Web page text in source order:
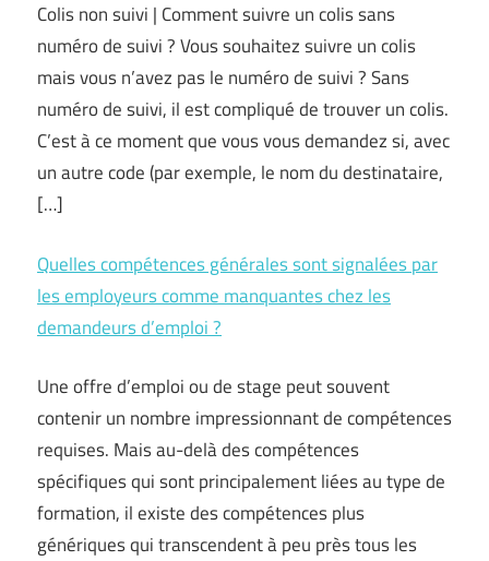
Colis non suivi | Comment suivre un colis sans
numéro de suivi ? Vous souhaitez suivre un colis
mais vous n’avez pas le numéro de suivi ? Sans
numéro de suivi, il est compliqué de trouver un colis.
C’est à ce moment que vous vous demandez si, avec
un autre code (par exemple, le nom du destinataire,
[…]
Quelles compétences générales sont signalées par
les employeurs comme manquantes chez les
demandeurs d’emploi ?
Une offre d’emploi ou de stage peut souvent
contenir un nombre impressionnant de compétences
requises. Mais au-delà des compétences
spécifiques qui sont principalement liées au type de
formation, il existe des compétences plus
génériques qui transcendent à peu près tous les